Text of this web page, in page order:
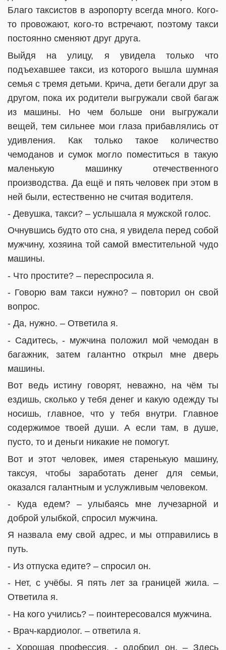
Благо таксистов в аэропорту всегда много. Кого-
то провожают, кого-то встречают, поэтому такси
постоянно сменяют друг друга.
Выйдя на улицу, я увидела только что
подъехавшее такси, из которого вышла шумная
семья с тремя детьми. Крича, дети бегали друг за
другом, пока их родители выгружали свой багаж
из машины. Но чем больше они выгружали
вещей, тем сильнее мои глаза прибавлялись от
удивления. Как только такое количество
чемоданов и сумок могло поместиться в такую
маленькую машинку отечественного
производства. Да ещё и пять человек при этом в
ней были, естественно не считая водителя.
- Девушка, такси? – услышала я мужской голос.
Очнувшись будто ото сна, я увидела перед собой
мужчину, хозяина той самой вместительной чудо
машины.
- Что простите? – переспросила я.
- Говорю вам такси нужно? – повторил он свой
вопрос.
- Да, нужно. – Ответила я.
- Садитесь, - мужчина положил мой чемодан в
багажник, затем галантно открыл мне дверь
машины.
Вот ведь истину говорят, неважно, на чём ты
ездишь, сколько у тебя денег и какую одежду ты
носишь, главное, что у тебя внутри. Главное
содержимое твоей души. А если там, в душе,
пусто, то и деньги никакие не помогут.
Вот и этот человек, имея старенькую машину,
таксуя, чтобы заработать денег для семьи,
оказался галантным и услужливым человеком.
- Куда едем? – улыбаясь мне лучезарной и
доброй улыбкой, спросил мужчина.
Я назвала ему свой адрес, и мы отправились в
путь.
- Из отпуска едите? – спросил он.
- Нет, с учёбы. Я пять лет за границей жила. –
Ответила я.
- На кого учились? – поинтересовался мужчина.
- Врач-кардиолог. – ответила я.
- Хорошая профессия, - одобрил он. – Здесь